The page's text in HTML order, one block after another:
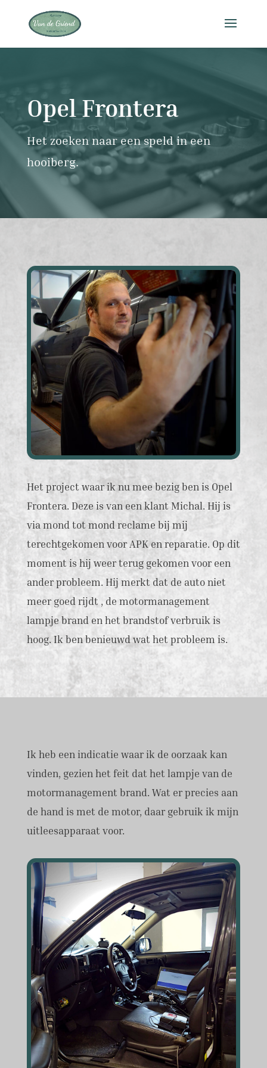
Opel Frontera
Het zoeken naar een speld in een
hooiberg.
Het project waar ik nu mee bezig ben is Opel
Frontera. Deze is van een klant Michal. Hij is
via mond tot mond reclame bij mij
terechtgekomen voor APK en reparatie. Op dit
moment is hij weer terug gekomen voor een
ander probleem. Hij merkt dat de auto niet
meer goed rijdt , de motormanagement
lampje brand en het brandstof verbruik is
hoog. Ik ben benieuwd wat het probleem is.
Ik heb een indicatie waar ik de oorzaak kan
vinden, gezien het feit dat het lampje van de
motormanagement brand. Wat er precies aan
de hand is met de motor, daar gebruik ik mijn
uitleesapparaat voor.